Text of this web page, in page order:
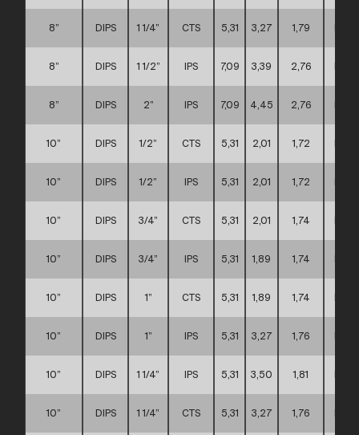
8” DIPS 1 1/4” CTS 5,31 3,27 1,79
8” DIPS 1 1/2” IPS 7,09 3,39 2,76
8” DIPS 2” IPS 7,09 4,45 2,76
10” DIPS 1/2” CTS 5,31 2,01 1,72
10” DIPS 1/2” IPS 5,31 2,01 1,72
10” DIPS 3/4” CTS 5,31 2,01 1,74
10” DIPS 3/4” IPS 5,31 1,89 1,74
10” DIPS 1” CTS 5,31 1,89 1,74
10” DIPS 1” IPS 5,31 3,27 1,76
10” DIPS 1 1/4” IPS 5,31 3,50 1,81
10” DIPS 1 1/4” CTS 5,31 3,27 1,76